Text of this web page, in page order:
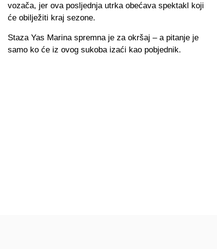
vozača, jer ova posljednja utrka obećava spektakl koji
će obilježiti kraj sezone.
Staza Yas Marina spremna je za okršaj – a pitanje je
samo ko će iz ovog sukoba izaći kao pobjednik.